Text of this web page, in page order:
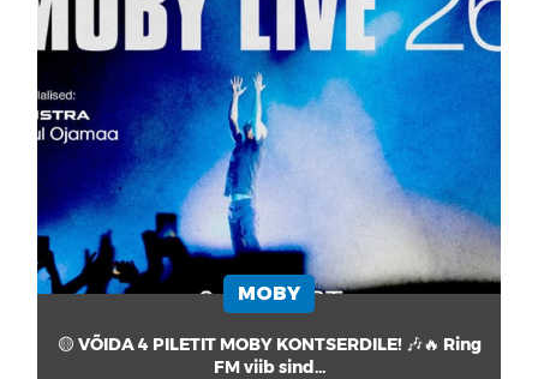
MOBY
🟡 VÕIDA 4 PILETIT MOBY KONTSERDILE! 🎶🔥 Ring
FM viib sind...